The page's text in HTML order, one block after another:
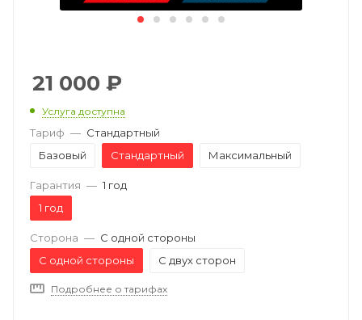
21 000 ₽
Услуга доступна
Тариф — Стандартный
Базовый
Стандартный Максимальный
Гарантия — 1 год
1 год
Сторона — С одной стороны
С одной стороны
С двух сторон
Подробнее о тарифах